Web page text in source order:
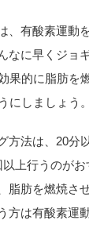
、有酸素運動
なに早くジョ
果的に脂肪を
にしましょう。
方法は、20分
上行うのが
脂肪を燃焼さ
方は有酸素運